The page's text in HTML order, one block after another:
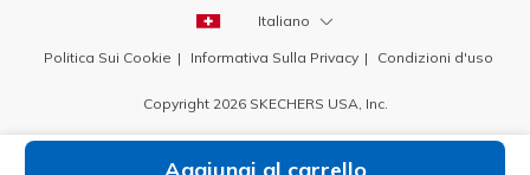
Aggiungi al carrello
Italiano
Politica Sui Cookie Informativa Sulla Privacy Condizioni d'uso
Copyright 2026 SKECHERS USA, Inc.